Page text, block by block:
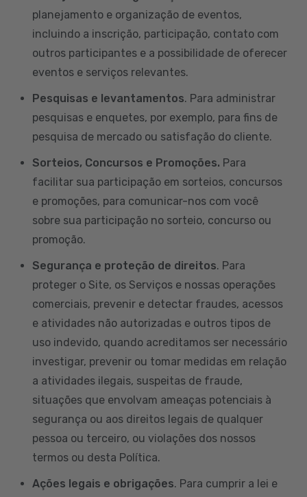
planejamento e organização de eventos,
incluindo a inscrição, participação, contato com
outros participantes e a possibilidade de oferecer
eventos e serviços relevantes.
Pesquisas e levantamentos. Para administrar
pesquisas e enquetes, por exemplo, para fins de
pesquisa de mercado ou satisfação do cliente.
Sorteios, Concursos e Promoções. Para
facilitar sua participação em sorteios, concursos
e promoções, para comunicar-nos com você
sobre sua participação no sorteio, concurso ou
promoção.
Segurança e proteção de direitos. Para
proteger o Site, os Serviços e nossas operações
comerciais, prevenir e detectar fraudes, acessos
e atividades não autorizadas e outros tipos de
uso indevido, quando acreditamos ser necessário
investigar, prevenir ou tomar medidas em relação
a atividades ilegais, suspeitas de fraude,
situações que envolvam ameaças potenciais à
segurança ou aos direitos legais de qualquer
pessoa ou terceiro, ou violações dos nossos
termos ou desta Política.
Ações legais e obrigações. Para cumprir a lei e